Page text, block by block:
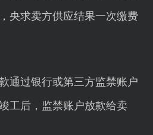
央求卖方供应结果一次缴费
过银行或第三方监禁账户
工后，监禁账户放款给卖